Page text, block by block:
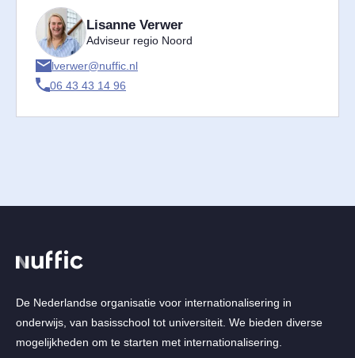
Lisanne Verwer
Adviseur regio Noord
lverwer@nuffic.nl
06 43 43 14 96
De Nederlandse organisatie voor internationalisering in
onderwijs, van basisschool tot universiteit. We bieden diverse
mogelijkheden om te starten met internationalisering.